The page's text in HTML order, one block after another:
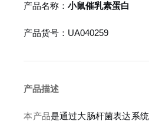
产品名称：小鼠催乳素蛋白
产品货号：UA040259
产品描述
本产品是通过大肠杆菌表达系